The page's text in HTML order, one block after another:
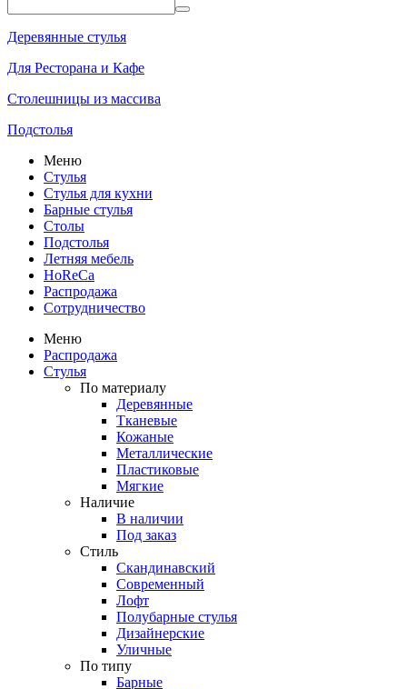
Деревянные стулья
Для Ресторана и Кафе
Столешницы из массива
Подстолья
Меню
Стулья
Стулья для кухни
Барные стулья
Столы
Подстолья
Летняя мебель
HoReCa
Распродажа
Сотрудничество
Меню
Распродажа
Стулья
По материалу
Деревянные
Тканевые
Кожаные
Металлические
Пластиковые
Мягкие
Наличие
В наличии
Под заказ
Стиль
Скандинавский
Современный
Лофт
Полубарные стулья
Дизайнерские
Уличные
По типу
Барные